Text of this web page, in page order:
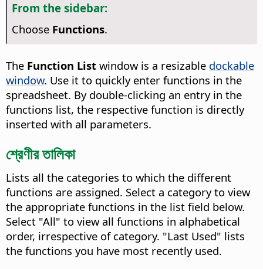
From the sidebar:
Choose Functions.
The Function List window is a resizable dockable
window. Use it to quickly enter functions in the
spreadsheet. By double-clicking an entry in the
functions list, the respective function is directly
inserted with all parameters.
শ্রেণীর তালিকা
Lists all the categories to which the different
functions are assigned. Select a category to view
the appropriate functions in the list field below.
Select "All" to view all functions in alphabetical
order, irrespective of category. "Last Used" lists
the functions you have most recently used.